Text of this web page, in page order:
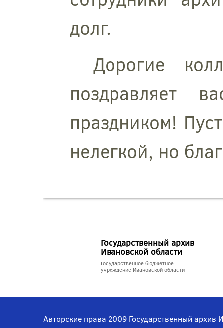
долг.
Дорогие
поздравляет
праздником!
нелегкой, но
Государственный архив
Ивановской области
Государственное бюджетное
учреждение Ивановской области
Авторские права 2009 Государственный архив